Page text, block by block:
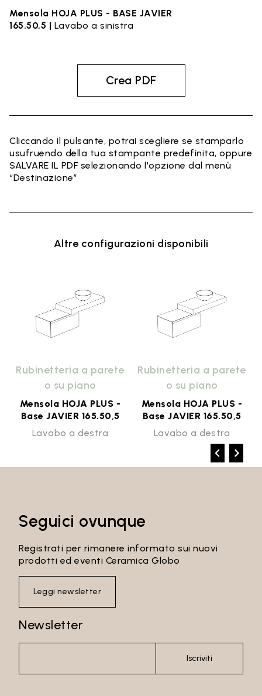
Mensola HOJA PLUS - BASE JAVIER
165.50,5 | Lavabo a sinistra
Crea PDF
Cliccando il pulsante, potrai scegliere se stamparlo
usufruendo della tua stampante predefinita, oppure
SALVARE IL PDF selezionando l'opzione dal menù
“Destinazione”
Altre configurazioni disponibili
Rubinetteria a parete
o su piano
Mensola HOJA PLUS -
Base JAVIER 165.50,5
Lavabo a destra
Rubinetteria a parete
o su piano
Mensola HOJA PLUS -
Base JAVIER 165.50,5
Lavabo a destra
Seguici ovunque
Registrati per rimanere informato sui nuovi
prodotti ed eventi Ceramica Globo
Leggi newsletter
Newsletter
Iscriviti